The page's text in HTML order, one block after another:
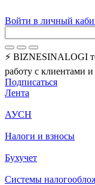
Войти в личный
⚡ BIZNESINALOGI
работу с клиентами
Подписаться
Лента
АУСН
Налоги и взносы
Бухучет
Системы